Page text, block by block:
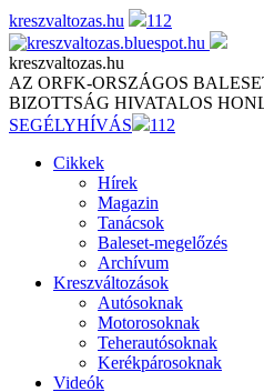
Skip
to
content
kreszvaltozas.hu 112
kreszvaltozas.hu
AZ ORFK-ORSZÁGOS
BIZOTTSÁG HIVATALOS
SEGÉLYHÍVÁS
112
Cikkek
Hírek
Magazin
Tanácsok
Baleset-megelőzés
Archívum
Kreszváltozások
Autósoknak
Motorosoknak
Teherautósoknak
Kerékpárosoknak
Videók